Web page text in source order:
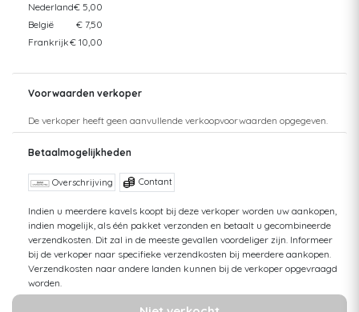
Nederland€ 5,00
België
€ 7,50
Frankrijk€ 10,00
Voorwaarden verkoper
De verkoper heeft geen aanvullende verkoopvoorwaarden opgegeven.
Betaalmogelijkheden
Overschrijving Contant
Indien u meerdere kavels koopt bij deze verkoper worden uw aankopen,
indien mogelijk, als één pakket verzonden en betaalt u gecombineerde
verzendkosten. Dit zal in de meeste gevallen voordeliger zijn. Informeer
bij de verkoper naar specifieke verzendkosten bij meerdere aankopen.
Verzendkosten naar andere landen kunnen bij de verkoper opgevraagd
worden.